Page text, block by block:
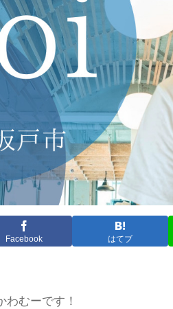
Facebook はてブ
むーです！